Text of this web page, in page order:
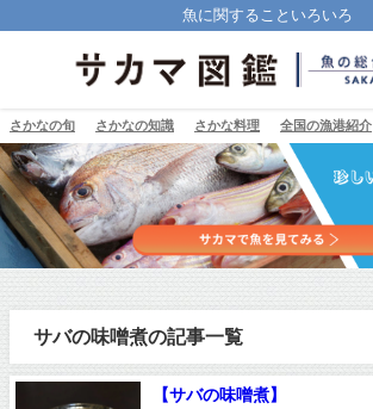
魚に関することいろいろ
さかなの旬 さかなの知識 さかな料理 全国の漁港紹介
サバの味噌煮の記事一覧
【サバの味噌煮】